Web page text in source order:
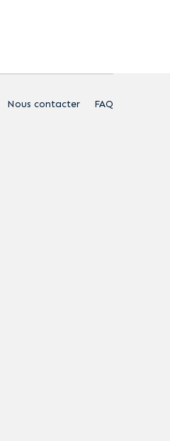
Nous contacter FAQ